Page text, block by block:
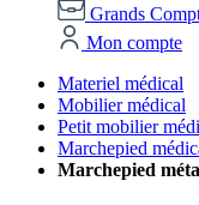
Grands
Mon compte
Materiel médical
Mobilier médical
Petit mobilier
Marchepied
Marchepied